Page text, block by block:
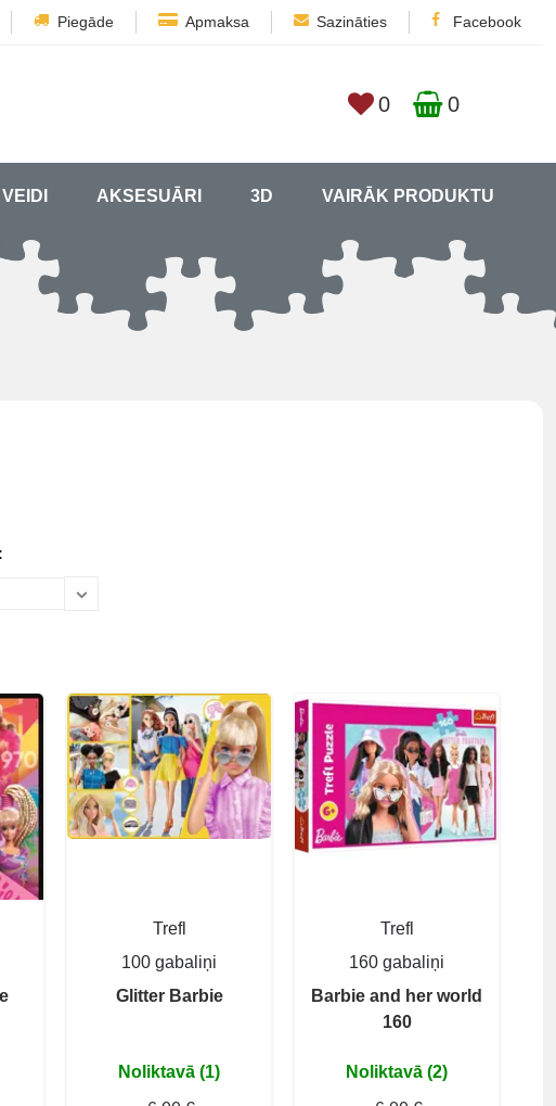
Piegāde Apmaksa Sazināties Facebook
0 0
VEIDI AKSESUĀRI 3D VAIRĀK PRODUKTU
Trefl
100 gabaliņi
Glitter Barbie
Noliktavā (1)
Trefl
160 gabaliņi
Barbie and her world
160
Noliktavā (2)